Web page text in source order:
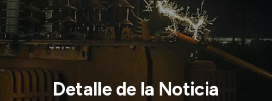
Detalle de la Noticia